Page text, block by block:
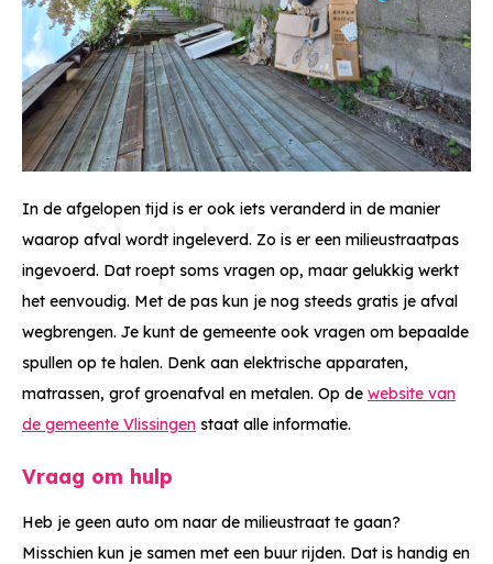
In de afgelopen tijd is er ook iets veranderd in de manier
waarop afval wordt ingeleverd. Zo is er een milieustraatpas
ingevoerd. Dat roept soms vragen op, maar gelukkig werkt
het eenvoudig. Met de pas kun je nog steeds gratis je afval
wegbrengen. Je kunt de gemeente ook vragen om bepaalde
spullen op te halen. Denk aan elektrische apparaten,
matrassen, grof groenafval en metalen. Op de website van
de gemeente Vlissingen staat alle informatie.
Vraag om hulp
Heb je geen auto om naar de milieustraat te gaan?
Misschien kun je samen met een buur rijden. Dat is handig en